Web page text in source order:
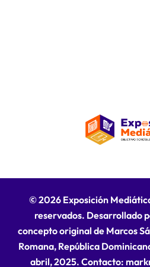
© 2026 Exposición
reservados. Desarrollado
concepto original de Marcos
Romana, República
abril, 2025. Contacto: